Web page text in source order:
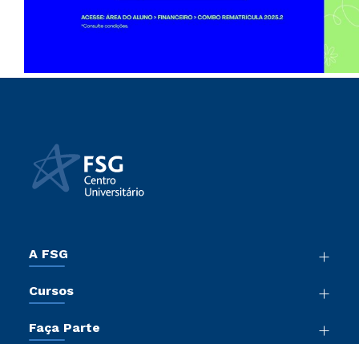
A FSG
Sala de Imprensa
Cursos
Pós-Graduação
Faça Parte